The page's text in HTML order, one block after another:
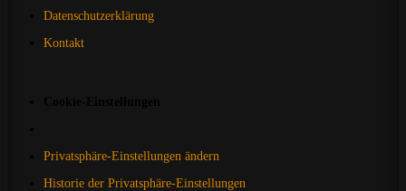
Datenschutzerklärung
Kontakt
Privatsphäre-Einstellungen ändern
Historie der Privatsphäre-Einstellungen